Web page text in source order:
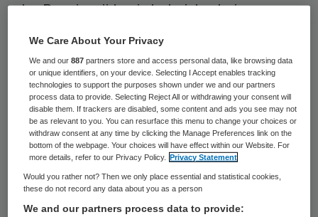
der Pers is vrijdag in het ziekenhuis
gewond geraakt door het omvallen van een
heistelling.
Van der Pers was aanwezig bij het
feestelijk slaan van de eerste paal op een
bouwplaats aan de Mary van der
Sluisstraat. Op deze locatie wordt Het
We Care About Your Privacy
We and our887 partners store and access personal data, like browsing data
or unique identifiers, on your device. Selecting I Accept enables tracking
technologies to support the purposes shown under we and our partners
process data to provide. Selecting Reject All or withdrawing your consent will
disable them. If trackers are disabled, some content and ads you see may not
be as relevant to you. You can resurface this menu to change your choices or
withdraw consent at any time by clicking the Manage Preferences link on the
bottom of the webpage. Your choices will have effect within our Website. For
more details, refer to our Privacy Policy.
Privacy Statement
Would you rather not? Then we only place essential and statistical cookies,
these do not record any data about you as a person
We and our partners process data to provide: